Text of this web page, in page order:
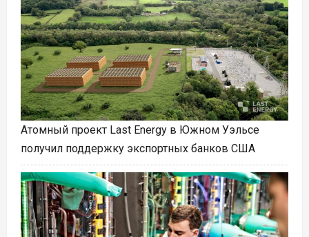
Атомный проект Last Energy в Южном Уэльсе
получил поддержку экспортных банков США